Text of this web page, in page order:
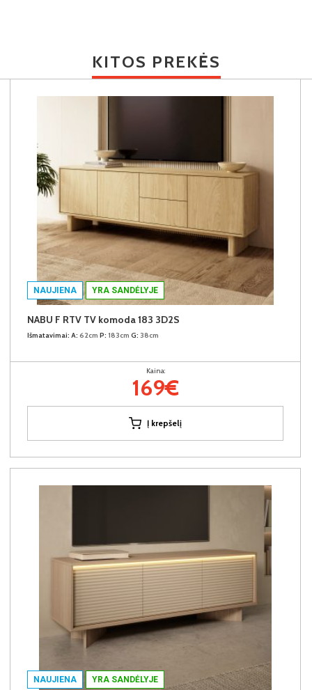
KITOS PREKĖS
NAUJIENA YRA SANDĖLYJE
NABU F RTV TV komoda 183 3D2S
Išmatavimai: A: 62cm P: 183cm G: 38cm
Kaina:
169€
Į krepšelį
NAUJIENA YRA SANDĖLYJE